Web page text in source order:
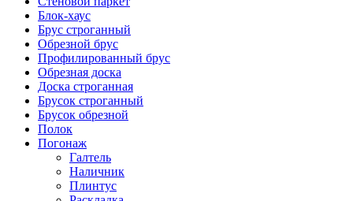
Блок-хаус
Брус строганный
Обрезной брус
Профилированный брус
Обрезная доска
Доска строганная
Брусок строганный
Брусок обрезной
Полок
Погонаж
Галтель
Наличник
Плинтус